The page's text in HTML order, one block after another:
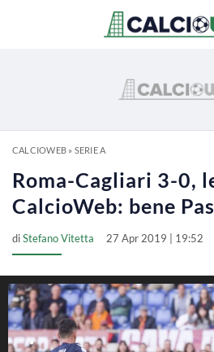
CALCIOWEB» SERIE A
Roma-Cagliari 3-0,
CalcioWeb: bene
diStefano Vitetta 27 Apr 2019 | 19:52